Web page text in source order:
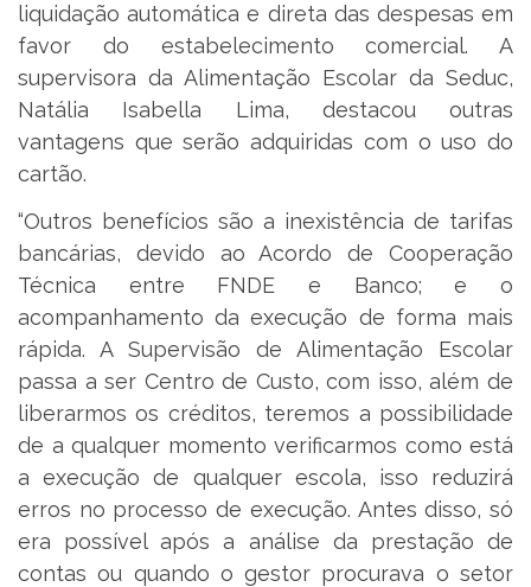
liquidação automática e direta das despesas em
favor do estabelecimento comercial. A
supervisora da Alimentação Escolar da Seduc,
Natália Isabella Lima, destacou outras
vantagens que serão adquiridas com o uso do
cartão.
“Outros benefícios são a inexistência de tarifas
bancárias, devido ao Acordo de Cooperação
Técnica entre FNDE e Banco; e o
acompanhamento da execução de forma mais
rápida. A Supervisão de Alimentação Escolar
passa a ser Centro de Custo, com isso, além de
liberarmos os créditos, teremos a possibilidade
de a qualquer momento verificarmos como está
a execução de qualquer escola, isso reduzirá
erros no processo de execução. Antes disso, só
era possível após a análise da prestação de
contas ou quando o gestor procurava o setor